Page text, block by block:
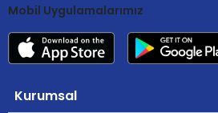
Mobil Uygulamalarımız
Kurumsal